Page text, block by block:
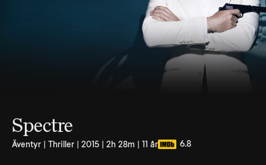
Spectre
Äventyr | Thriller | 2015 | 2h 28m | 11 år 6.8